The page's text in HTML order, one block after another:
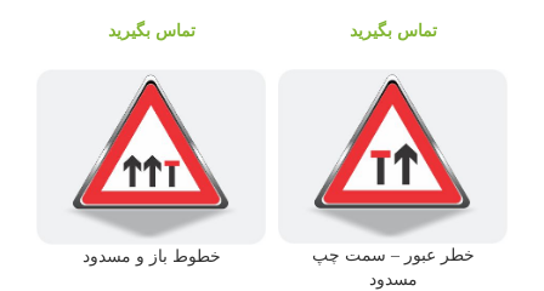
تماس بگیرید تماس بگیرید
خطر عبور – سمت چپ
مسدود
خطوط باز و مسدود